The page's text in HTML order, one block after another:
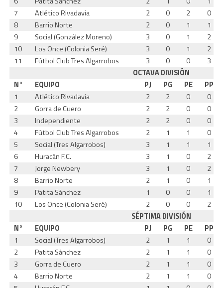
7
Atlético Rivadavia 2 0 2
0
8
Barrio Norte 2 0 1
1
9
Social (González Moreno) 3 0 1
2
10
Los Once (Colonia Seré) 3 0 1
2
11
Fútbol Club Tres Algarrobos 3 0 0
3
OCTAVA DIVISIÓN
N°
EQUIPO PJ PG PE
PP
1
Atlético Rivadavia 2 2 0
0
2
Gorra de Cuero 2 2 0
0
3
Independiente 2 2 0
0
4
Fútbol Club Tres Algarrobos 2 1 1
0
5
Social (Tres Algarrobos) 3 1 1
1
6
Huracán F.C. 3 1 0
2
7
Jorge Newbery 3 1 0
2
8
Barrio Norte 2 1 0
1
9
Patita Sánchez 1 0 0
1
10
Los Once (Colonia Seré) 2 0 0
2
SÉPTIMA DIVISIÓN
N°
EQUIPO PJ PG PE
PP
1
Social (Tres Algarrobos) 2 1 1
0
2
Patita Sánchez 2 1 1
0
3
Gorra de Cuero 2 1 1
0
4
Barrio Norte 2 1 1
0